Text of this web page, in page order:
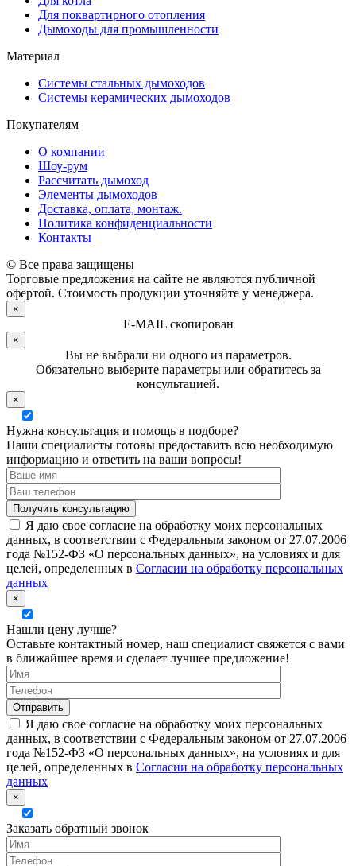
Для поквартирного отопления
Дымоходы для промышленности
Материал
Системы стальных дымоходов
Системы керамических дымоходов
Покупателям
О компании
Шоу-рум
Рассчитать дымоход
Элементы дымоходов
Доставка, оплата, монтаж.
Политика конфиденциальности
Контакты
© Все права защищены
Торговые предложения на сайте не являются публичной
офертой. Стоимость продукции уточняйте у менеджера.
×
E-MAIL скопирован
×
Вы не выбрали ни одного из параметров.
Обязательно выберите параметры или обратитесь за
консультацией.
×
Нужна консультация и помощь в подборе?
Наши специалисты готовы предоставить всю необходимую
информацию и ответить на ваши вопросы!
Я даю свое согласие на обработку моих персональных
данных, в соответствии с Федеральным законом от 27.07.2006
года №152-ФЗ «О персональных данных», на условиях и для
целей, определенных в Согласии на обработку персональных
данных
×
Нашли цену лучше?
Оставьте контактный номер, наш специалист свяжется с вами
в ближайшее время и сделает лучшее предложение!
Я даю свое согласие на обработку моих персональных
данных, в соответствии с Федеральным законом от 27.07.2006
года №152-ФЗ «О персональных данных», на условиях и для
целей, определенных в Согласии на обработку персональных
данных
×
Заказать обратный звонок